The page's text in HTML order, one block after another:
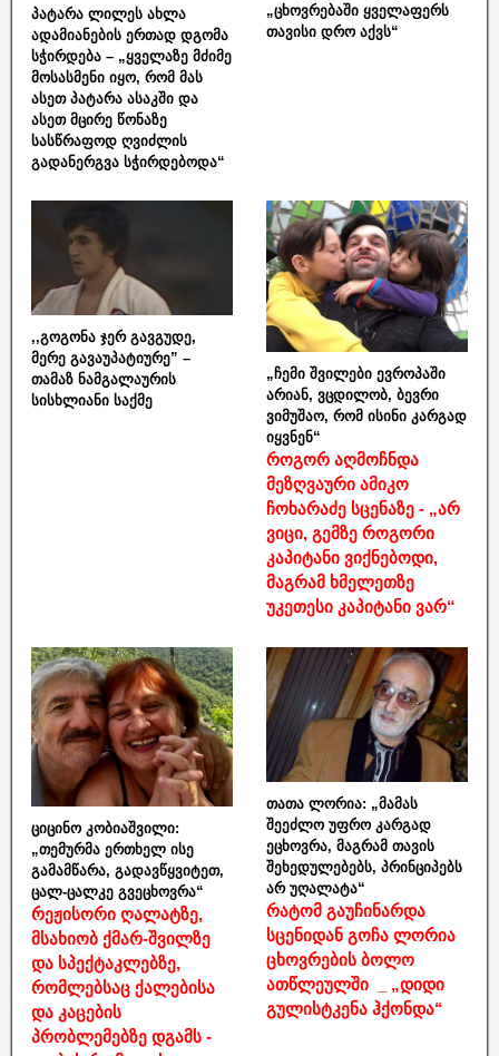
პატარა ლილეს ახლა
ადამიანების ერთად დგომა
სჭირდება – „ყველაზე მძიმე
მოსასმენი იყო, რომ მას
ასეთ პატარა ასაკში და
ასეთ მცირე წონაზე
სასწრაფოდ ღვიძლის
გადანერგვა სჭირდებოდა“
„ცხოვრებაში ყველაფერს
თავისი დრო აქვს“
,,გოგონა ჯერ გავგუდე,
მერე გავაუპატიურე” –
თამაზ ნამგალაურის
სისხლიანი საქმე
„ჩემი შვილები ევროპაში
არიან, ვცდილობ, ბევრი
ვიმუშაო, რომ ისინი კარგად
იყვნენ“
როგორ აღმოჩნდა
მეზღვაური ამიკო
ჩოხარაძე სცენაზე - „არ
ვიცი, გემზე როგორი
კაპიტანი ვიქნებოდი,
მაგრამ ხმელეთზე
უკეთესი კაპიტანი ვარ“
ციცინო კობიაშვილი:
„თემურმა ერთხელ ისე
გამამწარა, გადავწყვიტეთ,
ცალ-ცალკე გვეცხოვრა“
რეჟისორი ღალატზე,
მსახიობ ქმარ-შვილზე
და სპექტაკლებზე,
რომლებსაც ქალებისა
და კაცების
პრობლემებზე დგამს -
თათა ლორია: „მამას
შეეძლო უფრო კარგად
ეცხოვრა, მაგრამ თავის
შეხედულებებს, პრინციპებს
არ უღალატა“
რატომ გაუჩინარდა
სცენიდან გოჩა ლორია
ცხოვრების ბოლო
ათწლეულში _ „დიდი
გულისტკენა ჰქონდა“